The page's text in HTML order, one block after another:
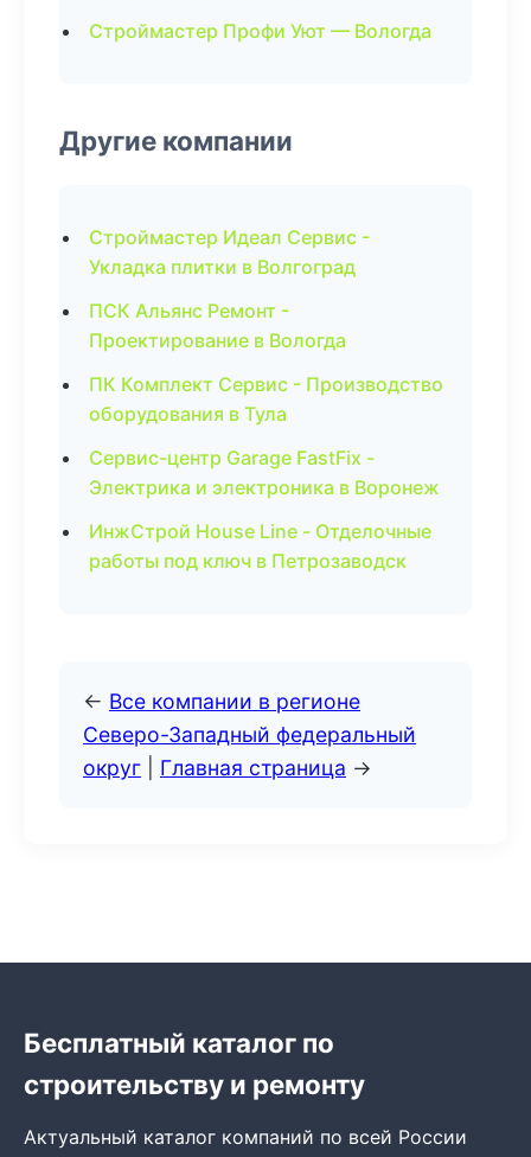
Строймастер Профи Уют — Вологда
Другие компании
Строймастер Идеал Сервис -
Укладка плитки в Волгоград
ПСК Альянс Ремонт -
Проектирование в Вологда
ПК Комплект Сервис - Производство
оборудования в Тула
Сервис-центр Garage FastFix -
Электрика и электроника в Воронеж
ИнжСтрой House Line - Отделочные
работы под ключ в Петрозаводск
← Все компании в регионе
Северо-Западный федеральный
округ
Главная страница →
Бесплатный каталог по
строительству и ремонту
Актуальный каталог компаний по всей России